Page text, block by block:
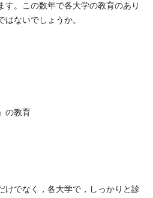
す。この数年で各大学の教育のあり
ないでしょうか。
の教育
でなく，各大学で，しっかりと診